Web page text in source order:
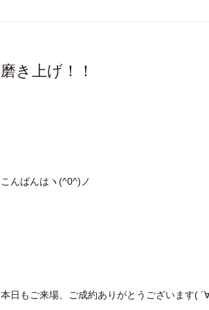
磨き上げ！！
こんばんはヽ(^0^)ノ
本日もご来場、ご成約ありがとうございます(